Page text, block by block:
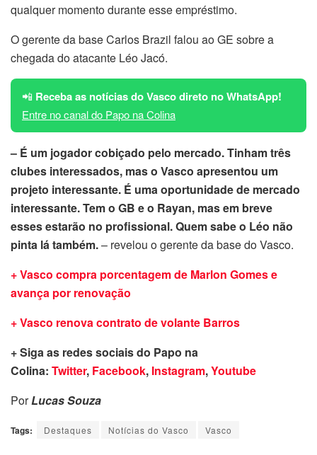
qualquer momento durante esse empréstimo.
O gerente da base Carlos Brazil falou ao GE sobre a
chegada do atacante Léo Jacó.
📲 Receba as notícias do Vasco direto no WhatsApp!
Entre no canal do Papo na Colina
– É um jogador cobiçado pelo mercado. Tinham três
clubes interessados, mas o Vasco apresentou um
projeto interessante. É uma oportunidade de mercado
interessante. Tem o GB e o Rayan, mas em breve
esses estarão no profissional. Quem sabe o Léo não
pinta lá também.– revelou o gerente da base do Vasco.
+ Vasco compra porcentagem de Marlon Gomes e
avança por renovação
+ Vasco renova contrato de volante Barros
+ Siga as redes sociais do Papo na
Colina: Twitter, Facebook, Instagram,Youtube
PorLucas Souza
Tags: Destaques Notícias do Vasco Vasco